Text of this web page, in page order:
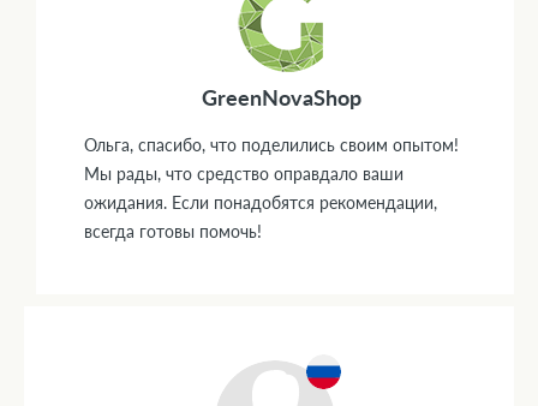
GreenNovaShop
Ольга, спасибо, что поделились своим опытом!
Мы рады, что средство оправдало ваши
ожидания. Если понадобятся рекомендации,
всегда готовы помочь!